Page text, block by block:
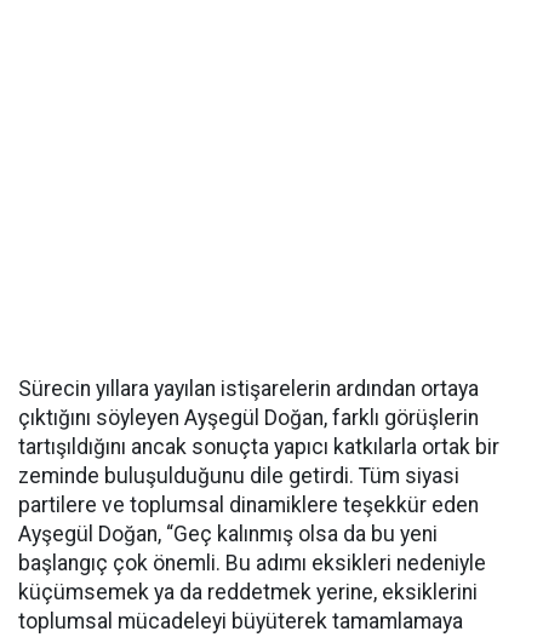
Sürecin yıllara yayılan istişarelerin ardından ortaya
çıktığını söyleyen Ayşegül Doğan, farklı görüşlerin
tartışıldığını ancak sonuçta yapıcı katkılarla ortak bir
zeminde buluşulduğunu dile getirdi. Tüm siyasi
partilere ve toplumsal dinamiklere teşekkür eden
Ayşegül Doğan, “Geç kalınmış olsa da bu yeni
başlangıç çok önemli. Bu adımı eksikleri nedeniyle
küçümsemek ya da reddetmek yerine, eksiklerini
toplumsal mücadeleyi büyüterek tamamlamaya